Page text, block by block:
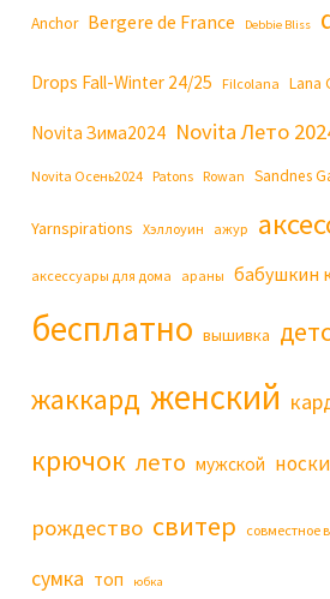
Anchor Bergere de France Debbie Bliss
Drops Fall-Winter 24/25 Filcolana Lana
Novita Зима2024 Novita Лето
Novita Осень2024 Patons Rowan Sandnes
Yarnspirations Хэллоуин ажур
аксессуары для дома араны бабушкин
бесплатно вышивка
жаккард женский
крючок лето мужской носки
рождество свитер совместное
сумка топ юбка